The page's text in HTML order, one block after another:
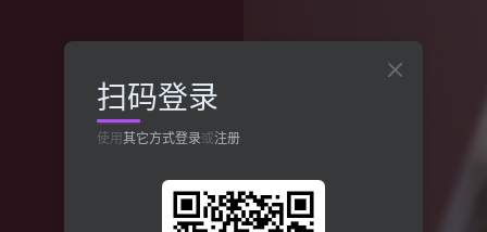
扫码登录
使用其它方式登录或注册